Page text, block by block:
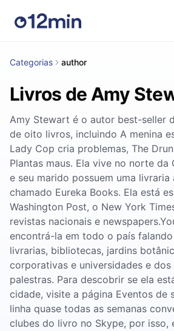
Categorias author
Livros de Amy
Amy Stewart é o autor best-seller
de oito livros, incluindo A menina
Lady Cop cria problemas, The
Plantas maus. Ela vive no norte da
e seu marido possuem uma livraria
chamado Eureka Books. Ela está
Washington Post, o New York
revistas nacionais e
encontrá-la em todo o país
livrarias, bibliotecas, jardins
corporativas e universidades e dos
palestras. Para descobrir se ela
cidade, visite a página Eventos de
linha quase todas as semanas
clubes do livro no Skype, por isso,